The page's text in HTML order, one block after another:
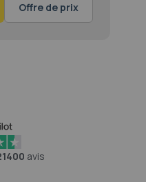
Offre de prix
avis